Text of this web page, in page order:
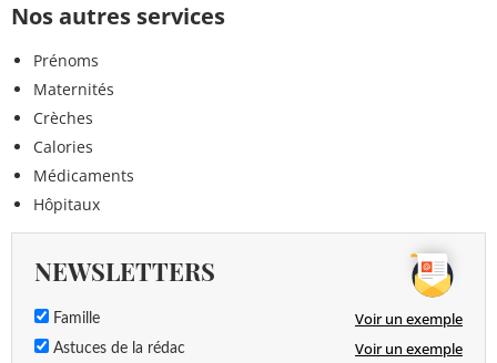
Nos autres services
Prénoms
Maternités
Crèches
Calories
Médicaments
Hôpitaux
NEWSLETTERS
Famille Voir un exemple
Astuces de la rédac Voir un exemple